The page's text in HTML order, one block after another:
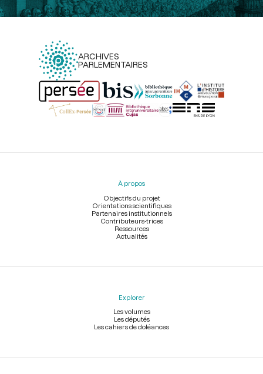
ARCHIVES
PARLEMENTAIRES
Menu
À propos
Objectifs du projet
Orientations scientifiques
Partenaires institutionnels
Contributeurs-trices
Ressources
Actualités
Explorer
Les volumes
Les députés
Les cahiers de doléances